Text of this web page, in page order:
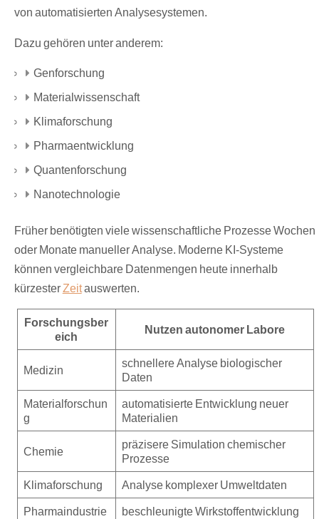
von automatisierten Analysesystemen.
Dazu gehören unter anderem:
Genforschung
Materialwissenschaft
Klimaforschung
Pharmaentwicklung
Quantenforschung
Nanotechnologie
Früher benötigten viele wissenschaftliche Prozesse Wochen
oder Monate manueller Analyse. Moderne KI-Systeme
können vergleichbare Datenmengen heute innerhalb
kürzesterZeitauswerten.
Forschungsber
eich
Nutzen autonomer Labore
Medizin
schnellere Analyse biologischer
Daten
Materialforschun
g
automatisierte Entwicklung neuer
Materialien
Chemie
präzisere Simulation chemischer
Prozesse
Klimaforschung
Analyse komplexer Umweltdaten
Pharmaindustrie
beschleunigte Wirkstoffentwicklung